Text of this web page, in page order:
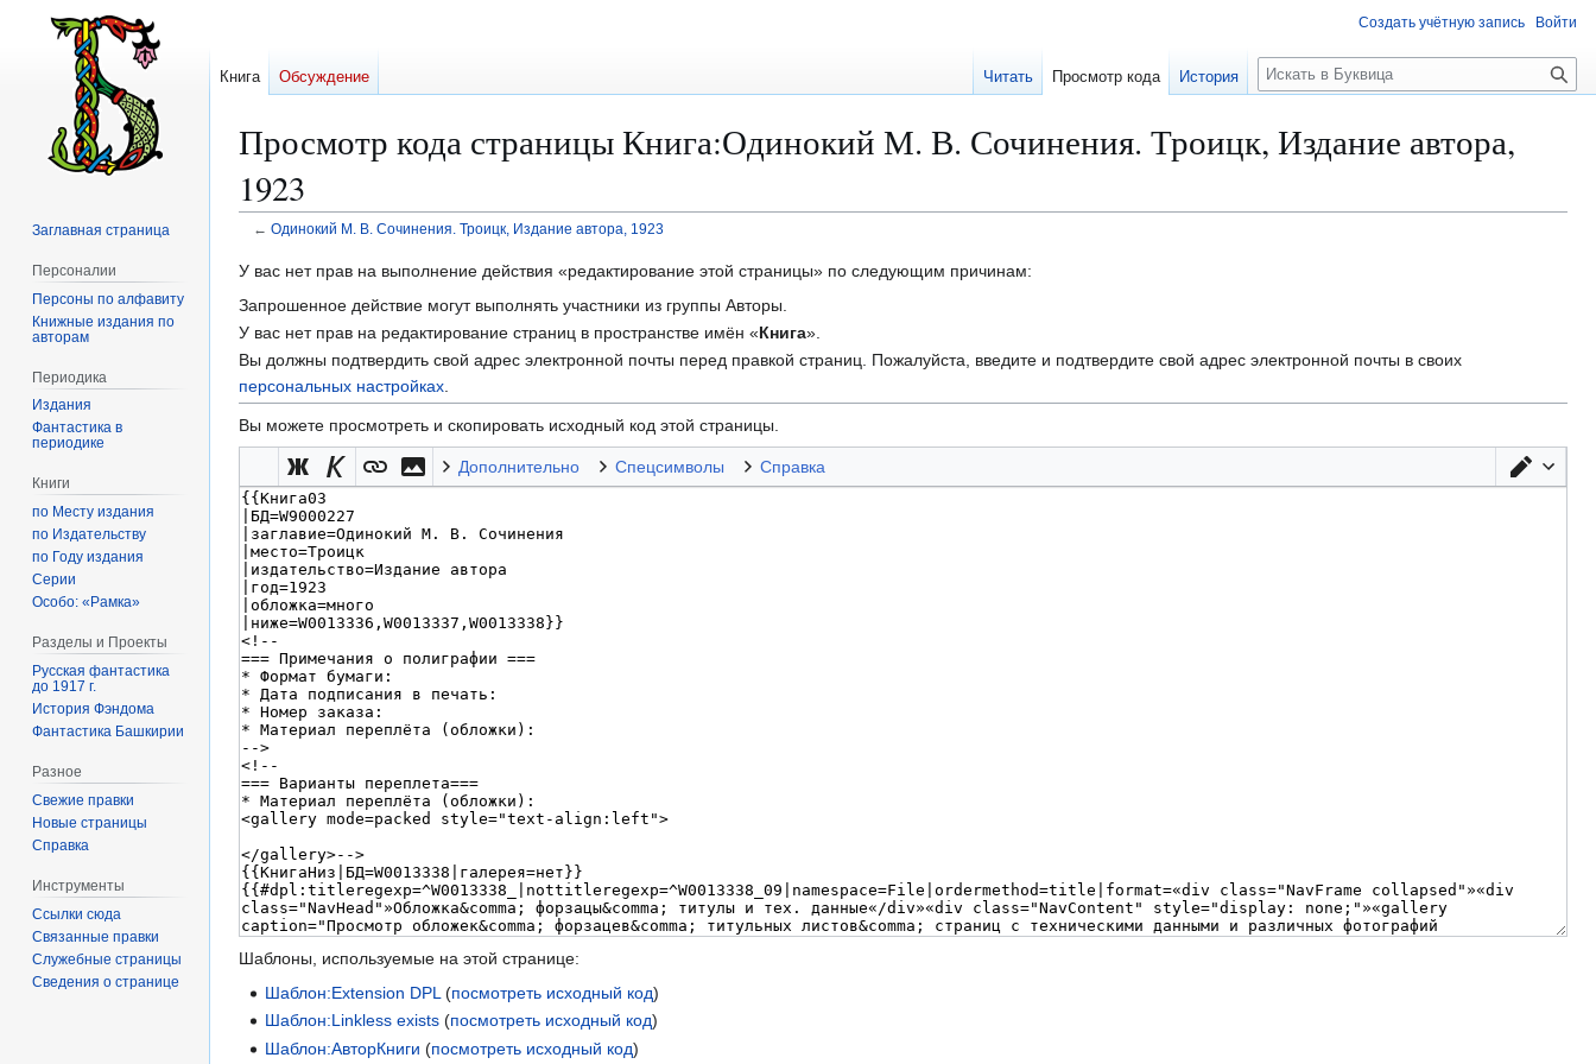
Просмотр кода страницы Книга:Одинокий М. В. Сочинения. Троицк, Издание автора,
1923
← Одинокий М. В. Сочинения. Троицк, Издание автора, 1923
Перейти
к
Перейти
к
У вас нет прав на выполнение действия «редактирование этой страницы» по следующим причинам:
Запрошенное действие могут выполнять участники из группы Авторы.
У вас нет прав на редактирование страниц в пространстве имён «Книга».
Вы должны подтвердить свой адрес электронной почты перед правкой страниц. Пожалуйста, введите и подтвердите свой адрес электронной почты в своих
персональных настройках.
Вы можете просмотреть и скопировать исходный код этой страницы.
Дополнительно Спецсимволы Справка
Шаблоны, используемые на этой странице:
Шаблон:Extension DPL (посмотреть исходный код)
Шаблон:Linkless exists (посмотреть исходный код)
Шаблон:АвторКниги (посмотреть исходный код)
Создать учётную запись Войти
Книга Обсуждение Читать Просмотр кода История
П
о
с
Заглавная страница
Персоналии
Персоны по алфавиту
Книжные издания по
авторам
Периодика
Издания
Фантастика в
периодике
Книги
по Месту издания
по Издательству
по Году издания
Серии
Особо: «Рамка»
Разделы и Проекты
Русская фантастика
до 1917 г.
История Фэндома
Фантастика Башкирии
Разное
Свежие правки
Новые страницы
Справка
Инструменты
Ссылки сюда
Связанные правки
Служебные страницы
Сведения о странице